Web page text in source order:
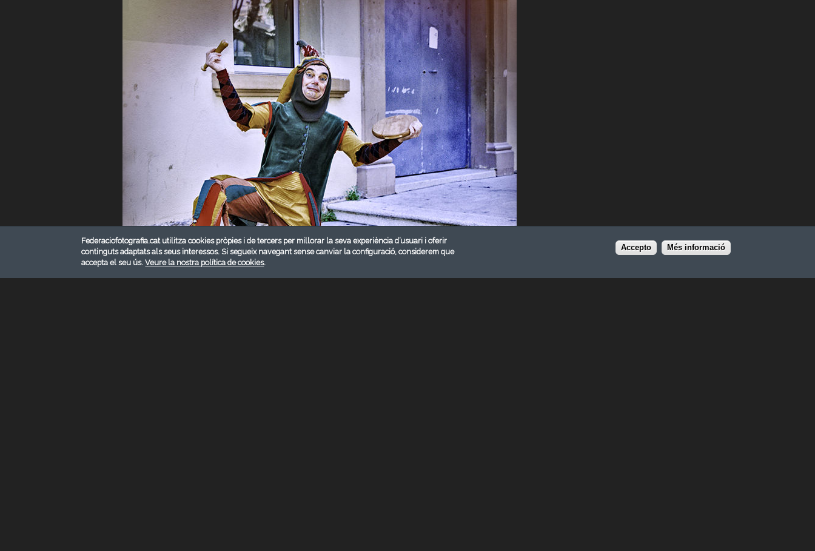
Federaciofotografia.cat utilitza cookies pròpies i de tercers per millorar la seva experiència d’usuari i oferir
continguts adaptats als seus interessos. Si segueix navegant sense canviar la configuració, considerem que
accepta el seu ús.Veure la nostra política de cookies.
Accepto Més informació